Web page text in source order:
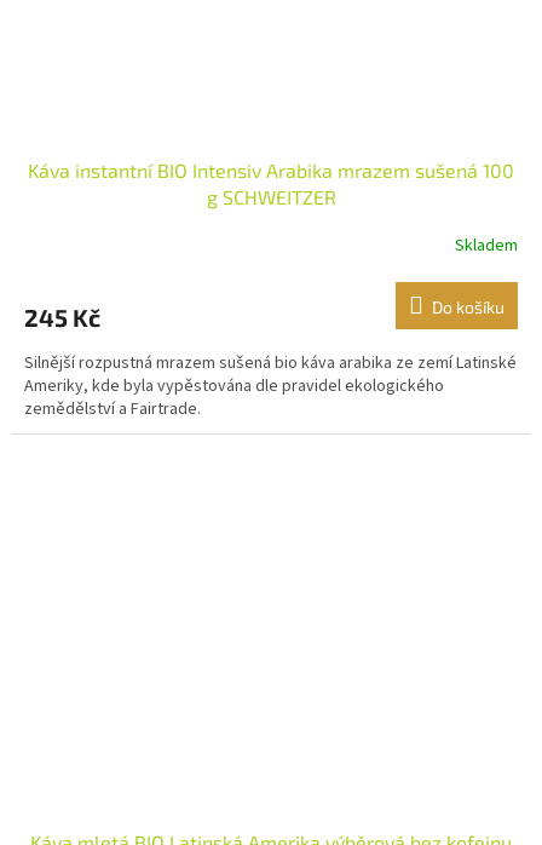
Káva instantní BIO Intensiv Arabika mrazem sušená 100
g SCHWEITZER
Skladem
245 Kč Do košíku
Silnější rozpustná mrazem sušená bio káva arabika ze zemí Latinské
Ameriky, kde byla vypěstována dle pravidel ekologického
zemědělství a Fairtrade.